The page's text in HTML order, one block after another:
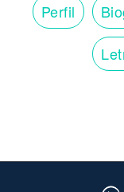
Perfil